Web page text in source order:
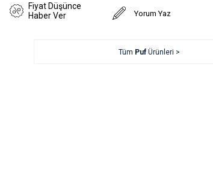
Fiyat Düşünce
Haber Ver
Yorum Yaz
Tüm Puf Ürünleri >